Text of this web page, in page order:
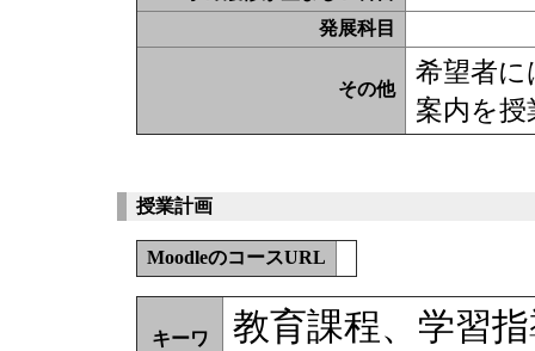
発展科目
その他
希望者に
案内を
授業計画
MoodleのコースURL
キーワ
教育課程、学習